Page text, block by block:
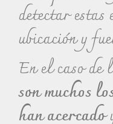
detectar estas
ubicación y
En el caso
son muchos
han acercado